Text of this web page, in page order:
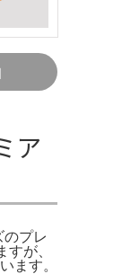
ア
プレ
が、
ます。